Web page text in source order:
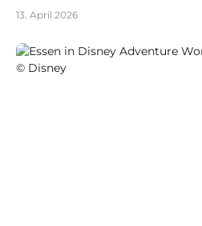
13. April 2026